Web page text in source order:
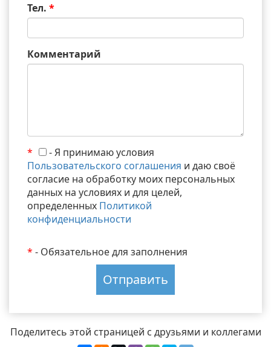
Тел. *
Комментарий
*
- Я принимаю условия
Пользовательского соглашения и даю своё
согласие на обработку моих персональных
данных на условиях и для целей,
определенных Политикой
конфиденциальности
* - Обязательное для заполнения
Поделитесь этой страницей с друзьями и коллегами